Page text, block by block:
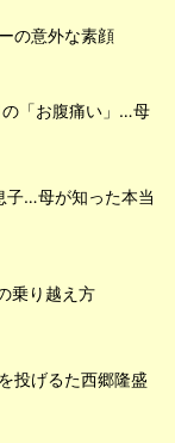
の意外な素顔
「お腹痛い」…母
子…母が知った本当
乗り越え方
投げるた西郷隆盛